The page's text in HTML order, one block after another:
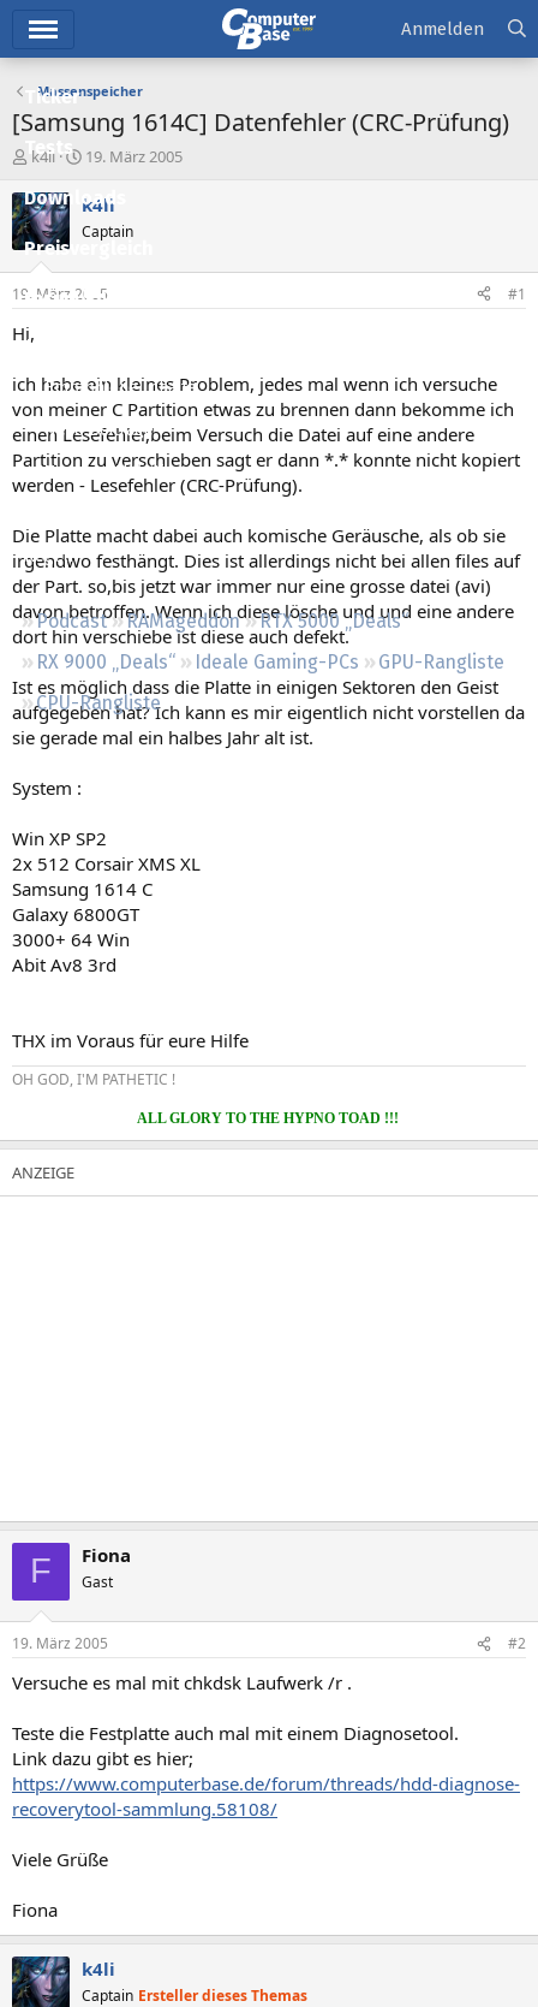
Ticker
Tests
Downloads
Preisvergleich
Forum
Aktuelles
Empfohlene Inhalte
Neue Beiträge
Neueste Aktivitäten
Regeln
Podcast RAMageddon
RTX 5000 „Deals“
RX 9000 „Deals“
Ideale Gaming-PCs
GPU-Rangliste
CPU-Rangliste
Anmelden
Massenspeicher
[Samsung 1614C] Datenfehler (CRC-Prüfung)
E
s
t
e
e
k4li
E
s
e
t
19. März 2005
k4li
Captain
19. März 2005 #1
Hi,
ich habe ein kleines Problem, jedes mal wenn ich versuche
von meiner C Partition etwas zu brennen dann bekomme ich
einen Lesefehler,beim Versuch die Datei auf eine andere
Partition zu verschieben sagt er dann *.* konnte nicht kopiert
werden - Lesefehler (CRC-Prüfung).
Die Platte macht dabei auch komische Geräusche, als ob sie
irgendwo festhängt. Dies ist allerdings nicht bei allen files auf
der Part. so,bis jetzt war immer nur eine grosse datei (avi)
davon betroffen. Wenn ich diese lösche und und eine andere
dort hin verschiebe ist diese auch defekt.
Ist es möglich dass die Platte in einigen Sektoren den Geist
aufgegeben hat? Ich kann es mir eigentlich nicht vorstellen da
sie gerade mal ein halbes Jahr alt ist.
System :
Win XP SP2
2x 512 Corsair XMS XL
Samsung 1614 C
Galaxy 6800GT
3000+ 64 Win
Abit Av8 3rd
THX im Voraus für eure Hilfe
OH GOD, I'M PATHETIC !
ALL GLORY TO THE HYPNO TOAD !!!
F Fiona
Gast
19. März 2005 #2
Versuche es mal mit chkdsk Laufwerk /r .
Teste die Festplatte auch mal mit einem Diagnosetool.
Link dazu gibt es hier;
https://www.computerbase.de/forum/threads/hdd-diagnose-
recoverytool-sammlung.58108/
Viele Grüße
Fiona
k4li
Captain Ersteller dieses Themas